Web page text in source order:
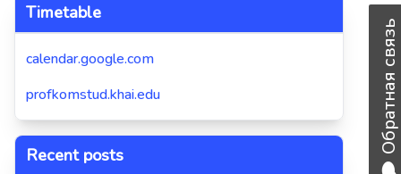
Timetable
calendar.google.com
profkomstud.khai.edu
Recent posts
Обратная связь